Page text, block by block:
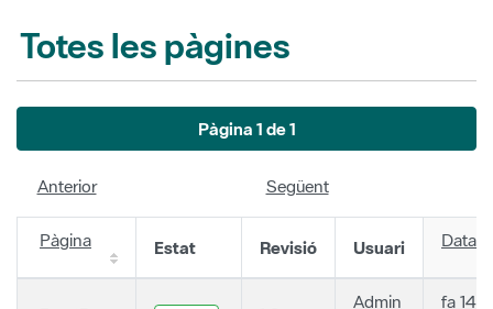
Totes les pàgines
Pàgina 1 de 1
Anterior Següent
Pàgina Estat Revisió Usuari Data
Admin
fa 14